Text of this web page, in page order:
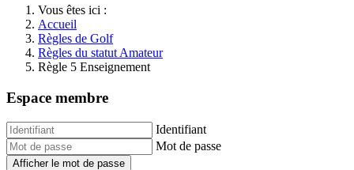
Vous êtes ici :
Accueil
Règles de Golf
Règles du statut Amateur
Règle 5 Enseignement
Espace membre
Identifiant
Mot de passe
Afficher le mot de passe